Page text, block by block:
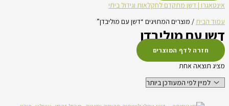
אינטאגרו | דשן מתקדם לחקלאות וגידול ביתי
עמוד הבית/ מוצרים המתויגים “דשן עם מוליבדן”
דשן עם מוליבדן
חזרה לדף המוצרים
מציג תוצאה אחת